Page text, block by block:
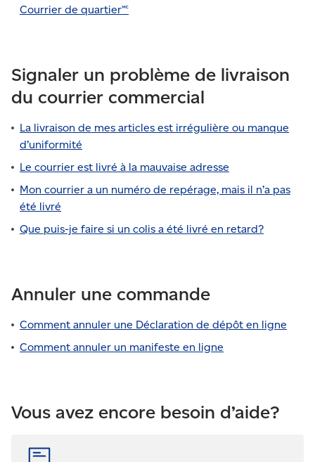
Courrier de quartier🅪
Signaler un problème de livraison
du courrier commercial
La livraison de mes articles est irrégulière ou manque
d’uniformité
Le courrier est livré à la mauvaise adresse
Mon courrier a un numéro de repérage, mais il n’a pas
été livré
Que puis-je faire si un colis a été livré en retard?
Annuler une commande
Comment annuler une Déclaration de dépôt en ligne
Comment annuler un manifeste en ligne
Vous avez encore besoin d’aide?